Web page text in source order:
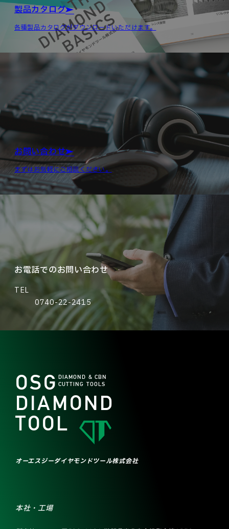
製品カタログ
各種製品カタログがダウンロードいただけます。
お問い合わせ
まずはお気軽にご相談ください。
お電話でのお問い合わせ
TEL
0740-22-2415
OSG
DIAMOND
TOOL
DIAMOND & CBN
CUTTING TOOLS
オーエスジーダイヤモンドツール株式会社
本社・工場